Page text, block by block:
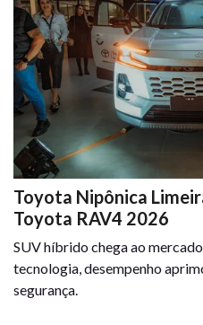
Toyota Nipônica
Toyota RAV4 2026
SUV híbrido chega ao
tecnologia, desempenho
segurança.